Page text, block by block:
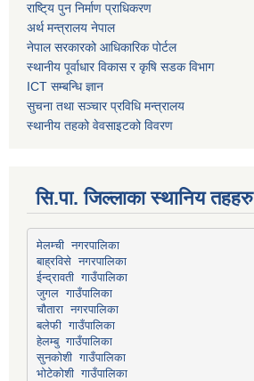
राष्टि्य पुन निर्माण प्राधिकरण
अर्थ मन्त्रालय नेपाल
नेपाल सरकारको आधिकारिक पोर्टल
स्थानीय पूर्वाधार विकास र कृषि सडक विभाग
ICT सम्बन्धि ज्ञान
सुचना तथा सञ्चार प्रविधि मन्त्रालय
स्थानीय तहको वेवसाइटको विवरण
सि.पा. जिल्लाका स्थानिय तहहरु
मेलम्ची नगरपालिका
बाह्रविसे नगरपालिका
ईन्द्रावती गाउँपालिका
जुगल गाउँपालिका
चौतारा नगरपालिका
बलेफी गाउँपालिका
हेलम्बु गाउँपालिका
सुनकोशी गाउँपालिका
भोटेकोशी गाउँपालिका